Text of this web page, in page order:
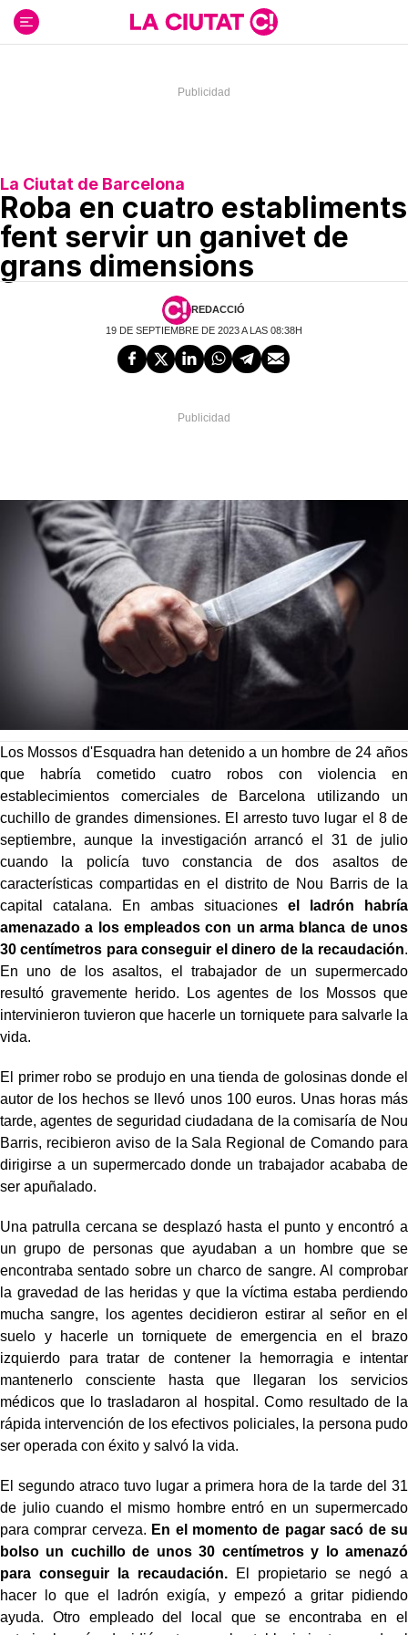
contenido
La Ciutat de Barcelona
Roba en cuatro establiments
fent servir un ganivet de
grans dimensions
REDACCIÓ
19 DE SEPTIEMBRE DE 2023 A LAS 08:38H
Los Mossos d'Esquadra han detenido a un hombre de 24 años
que habría cometido cuatro robos con violencia en
establecimientos comerciales de Barcelona utilizando un
cuchillo de grandes dimensiones. El arresto tuvo lugar el 8 de
septiembre, aunque la investigación arrancó el 31 de julio
cuando la policía tuvo constancia de dos asaltos de
características compartidas en el distrito de Nou Barris de la
capital catalana. En ambas situaciones el ladrón habría
amenazado a los empleados con un arma blanca de unos
30 centímetros para conseguir el dinero de la recaudación.
En uno de los asaltos, el trabajador de un supermercado
resultó gravemente herido. Los agentes de los Mossos que
intervinieron tuvieron que hacerle un torniquete para salvarle la
vida.
El primer robo se produjo en una tienda de golosinas donde el
autor de los hechos se llevó unos 100 euros. Unas horas más
tarde, agentes de seguridad ciudadana de la comisaría de Nou
Barris, recibieron aviso de la Sala Regional de Comando para
dirigirse a un supermercado donde un trabajador acababa de
ser apuñalado.
Una patrulla cercana se desplazó hasta el punto y encontró a
un grupo de personas que ayudaban a un hombre que se
encontraba sentado sobre un charco de sangre. Al comprobar
la gravedad de las heridas y que la víctima estaba perdiendo
mucha sangre, los agentes decidieron estirar al señor en el
suelo y hacerle un torniquete de emergencia en el brazo
izquierdo para tratar de contener la hemorragia e intentar
mantenerlo consciente hasta que llegaran los servicios
médicos que lo trasladaron al hospital. Como resultado de la
rápida intervención de los efectivos policiales, la persona pudo
ser operada con éxito y salvó la vida.
El segundo atraco tuvo lugar a primera hora de la tarde del 31
de julio cuando el mismo hombre entró en un supermercado
para comprar cerveza. En el momento de pagar sacó de su
bolso un cuchillo de unos 30 centímetros y lo amenazó
para conseguir la recaudación.El propietario se negó a
hacer lo que el ladrón exigía, y empezó a gritar pidiendo
ayuda. Otro empleado del local que se encontraba en el